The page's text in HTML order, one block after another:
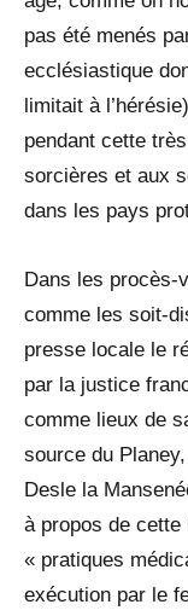
pas été menés
ecclésiastique
limitait à
pendant cette
sorcières et aux
dans les pays
Dans les procès-
comme les soit-
presse locale le
par la justice
comme lieux de
source du
Desle la
à propos de cette
« pratiques
exécution par le